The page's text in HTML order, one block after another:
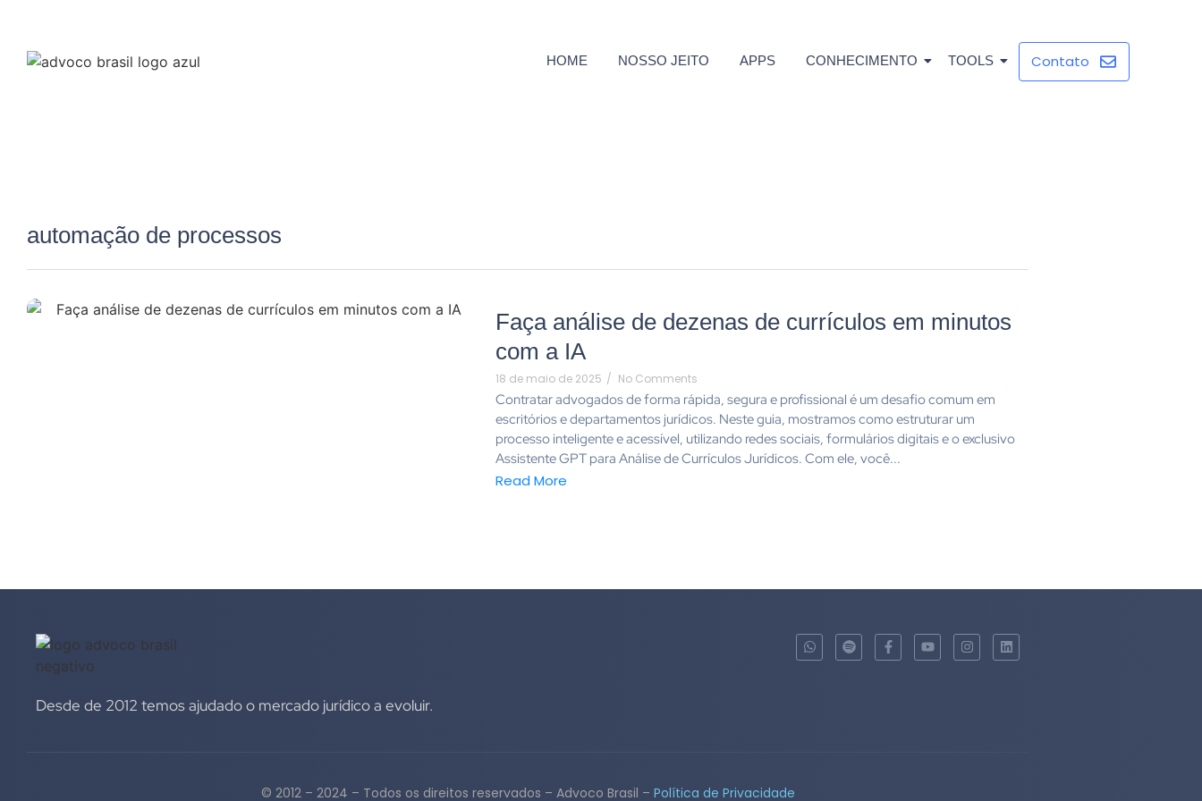
HOME NOSSO JEITO APPS CONHECIMENTO TOOLS Contato
automação de processos
Faça análise de dezenas de currículos em minutos
com a IA
18 de maio de 2025 / No Comments
Contratar advogados de forma rápida, segura e profissional é um desafio comum em
escritórios e departamentos jurídicos. Neste guia, mostramos como estruturar um
processo inteligente e acessível, utilizando redes sociais, formulários digitais e o exclusivo
Assistente GPT para Análise de Currículos Jurídicos. Com ele, você...
Read More
Desde de 2012 temos ajudado o mercado jurídico a evoluir.
© 2012 – 2024 – Todos os direitos reservados – Advoco Brasil – Política de Privacidade